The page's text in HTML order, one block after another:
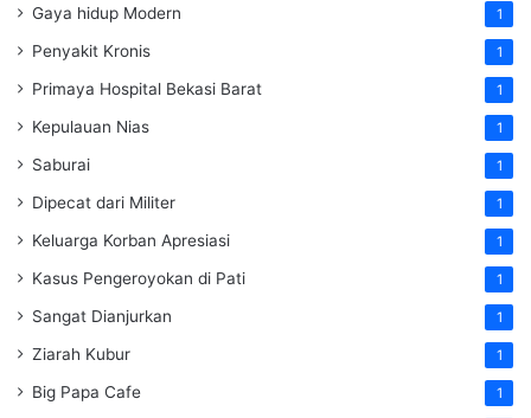
Gaya hidup Modern 1
Penyakit Kronis 1
Primaya Hospital Bekasi Barat 1
Kepulauan Nias 1
Saburai 1
Dipecat dari Militer 1
Keluarga Korban Apresiasi 1
Kasus Pengeroyokan di Pati 1
Sangat Dianjurkan 1
Ziarah Kubur 1
Big Papa Cafe 1